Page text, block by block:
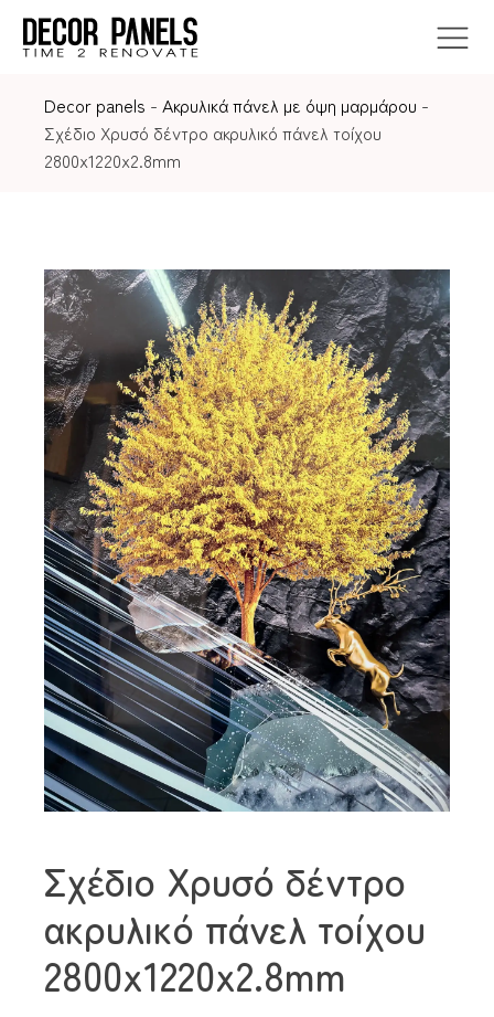
Decor panels - Ακρυλικά πάνελ με όψη μαρμάρου -
Σχέδιο Χρυσό δέντρο ακρυλικό πάνελ τοίχου
2800x1220x2.8mm
Σχέδιο Χρυσό δέντρο
ακρυλικό πάνελ τοίχου
2800x1220x2.8mm